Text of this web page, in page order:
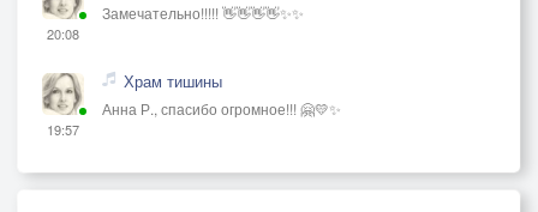
20:08
Замечательно!!!!! 👋👋👋👋✨✨
19:57
Храм тишины
Анна Р., спасибо огромное!!! 🤗💛✨